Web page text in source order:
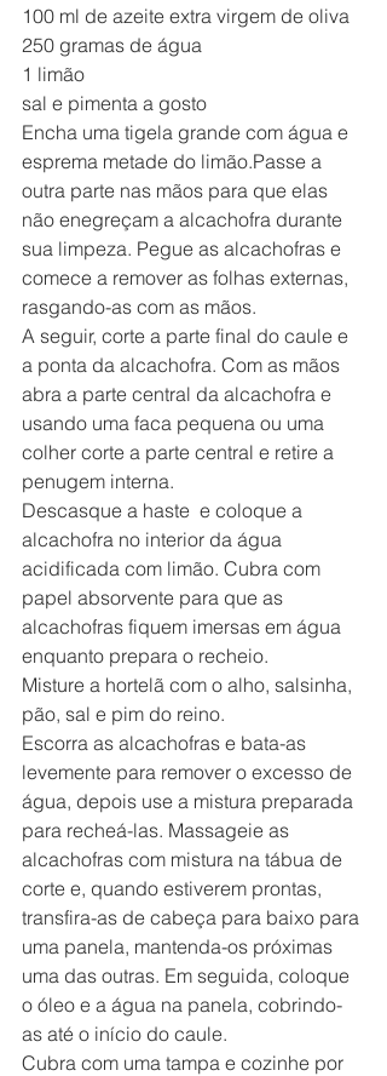
100 ml de azeite extra virgem de oliva
250 gramas de água
1 limão
sal e pimenta a gosto
Encha uma tigela grande com água e
esprema metade do limão.Passe a
outra parte nas mãos para que elas
não enegreçam a alcachofra durante
sua limpeza. Pegue as alcachofras e
comece a remover as folhas externas,
rasgando-as com as mãos.
A seguir, corte a parte final do caule e
a ponta da alcachofra. Com as mãos
abra a parte central da alcachofra e
usando uma faca pequena ou uma
colher corte a parte central e retire a
penugem interna.
Descasque a haste  e coloque a
alcachofra no interior da água
acidificada com limão. Cubra com
papel absorvente para que as
alcachofras fiquem imersas em água
enquanto prepara o recheio.
Misture a hortelã com o alho, salsinha,
pão, sal e pim do reino.
Escorra as alcachofras e bata-as
levemente para remover o excesso de
água, depois use a mistura preparada
para recheá-las. Massageie as
alcachofras com mistura na tábua de
corte e, quando estiverem prontas,
transfira-as de cabeça para baixo para
uma panela, mantenda-os próximas
uma das outras. Em seguida, coloque
o óleo e a água na panela, cobrindo-
as até o início do caule.
Cubra com uma tampa e cozinhe por